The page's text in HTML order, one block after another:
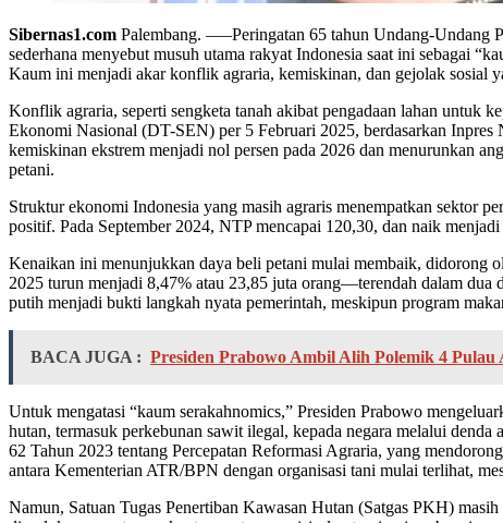
Sibernas1.com Palembang. —–Peringatan 65 tahun Undang-Undang
sederhana menyebut musuh utama rakyat Indonesia saat ini sebagai
Kaum ini menjadi akar konflik agraria, kemiskinan, dan gejolak sosial
Konflik agraria, seperti sengketa tanah akibat pengadaan lahan untuk
Ekonomi Nasional (DT-SEN) per 5 Februari 2025, berdasarkan Inpres
kemiskinan ekstrem menjadi nol persen pada 2026 dan menurunkan
petani.
Struktur ekonomi Indonesia yang masih agraris menempatkan sektor
positif. Pada September 2024, NTP mencapai 120,30, dan naik
Kenaikan ini menunjukkan daya beli petani mulai membaik, didorong
2025 turun menjadi 8,47% atau 23,85 juta orang—terendah dalam dua
putih menjadi bukti langkah nyata pemerintah, meskipun program
BACA JUGA : Presiden Prabowo Ambil Alih Polemik 4 Pulau
Untuk mengatasi “kaum serakahnomics,” Presiden Prabowo
hutan, termasuk perkebunan sawit ilegal, kepada negara melalui
62 Tahun 2023 tentang Percepatan Reformasi Agraria, yang
antara Kementerian ATR/BPN dengan organisasi tani mulai terlihat,
Namun, Satuan Tugas Penertiban Kawasan Hutan (Satgas PKH)